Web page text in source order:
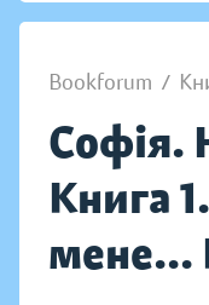
Bookforum /
Софія.
Книга
мене...